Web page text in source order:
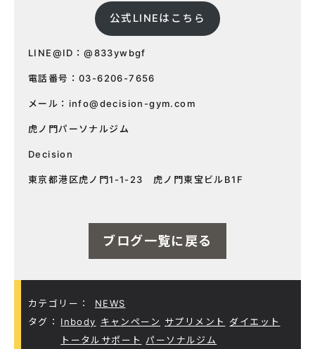
公式LINEはこちら
LINE@ID：@833ywbgf
電話番号：03-6206-7656
メール： info@decision-gym.com
虎ノ門パーソナルジム
Decision
東京都港区虎ノ門1-1-23 虎ノ門東宝ビルB1F
ブログ一覧に戻る
カテゴリー：
NEWS
タグ：
Inbody キャンペーン サプリメント
ダイエット
トータルサポート
パーソナルジム